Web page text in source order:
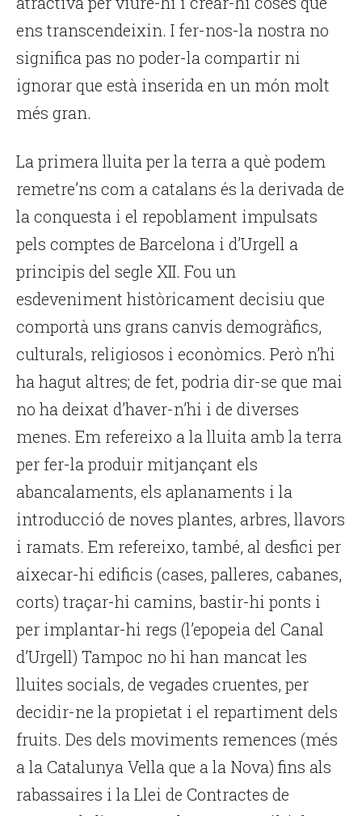
ens transcendeixin. I fer-nos-la nostra no
significa pas no poder-la compartir ni
ignorar que està inserida en un món molt
més gran.
La primera lluita per la terra a què podem
remetre’ns com a catalans és la derivada de
la conquesta i el repoblament impulsats
pels comptes de Barcelona i d’Urgell a
principis del segle XII. Fou un
esdeveniment històricament decisiu que
comportà uns grans canvis demogràfics,
culturals, religiosos i econòmics. Però n’hi
ha hagut altres; de fet, podria dir-se que mai
no ha deixat d’haver-n’hi i de diverses
menes. Em refereixo a la lluita amb la terra
per fer-la produir mitjançant els
abancalaments, els aplanaments i la
introducció de noves plantes, arbres, llavors
i ramats. Em refereixo, també, al desfici per
aixecar-hi edificis (cases, palleres, cabanes,
corts) traçar-hi camins, bastir-hi ponts i
per implantar-hi regs (l’epopeia del Canal
d’Urgell) Tampoc no hi han mancat les
lluites socials, de vegades cruentes, per
decidir-ne la propietat i el repartiment dels
fruits. Des dels moviments remences (més
a la Catalunya Vella que a la Nova) fins als
rabassaires i la Llei de Contractes de